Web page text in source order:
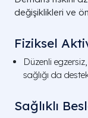
değişiklikleri ve
Fiziksel
Düzenli
sağlığı da
Sağlıklı